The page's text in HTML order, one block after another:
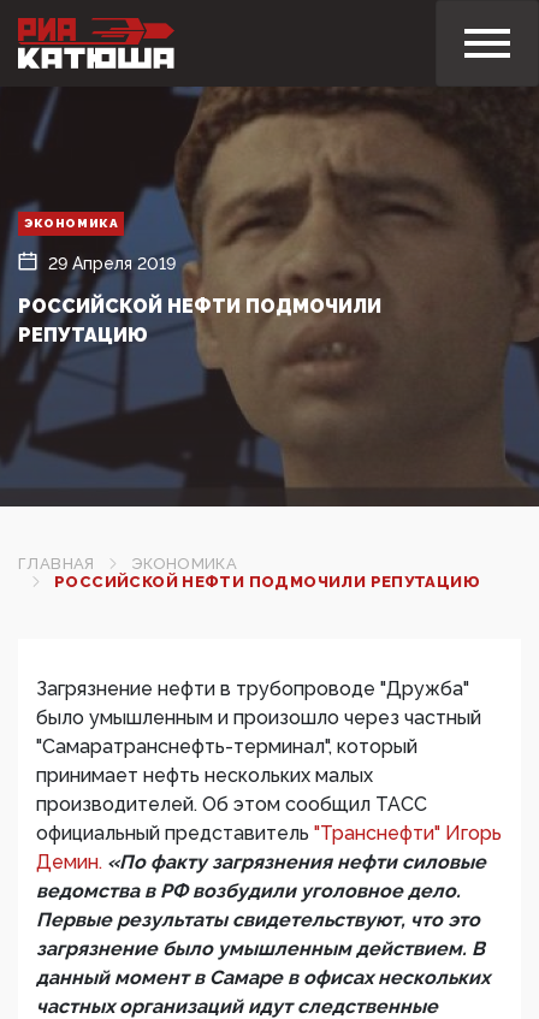
ЭКОНОМИКА
29 Апреля 2019
РОССИЙСКОЙ НЕФТИ ПОДМОЧИЛИ
РЕПУТАЦИЮ
ГЛАВНАЯ
ЭКОНОМИКА
РОССИЙСКОЙ НЕФТИ ПОДМОЧИЛИ РЕПУТАЦИЮ
Загрязнение нефти в трубопроводе "Дружба"
было умышленным и произошло через частный
"Самаратранснефть-терминал", который
принимает нефть нескольких малых
производителей. Об этом сообщил ТАСС
официальный представитель "Транснефти" Игорь
Демин. «По факту загрязнения нефти силовые
ведомства в РФ возбудили уголовное дело.
Первые результаты свидетельствуют, что это
загрязнение было умышленным действием. В
данный момент в Самаре в офисах нескольких
частных организаций идут следственные